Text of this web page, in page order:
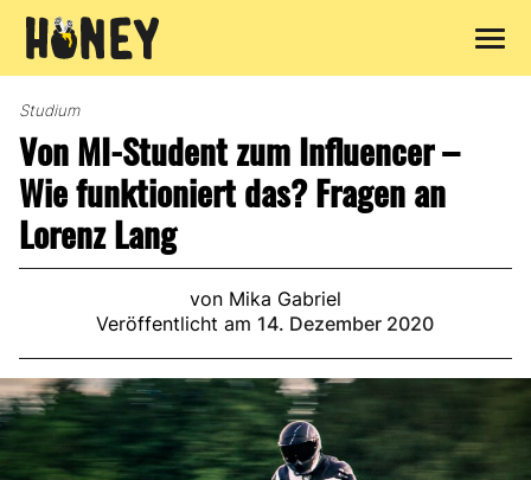
Inhalt
Studium
Von MI-Student zum Influencer –
Wie funktioniert das? Fragen an
Lorenz Lang
von Mika Gabriel
Veröffentlicht am 14. Dezember 2020